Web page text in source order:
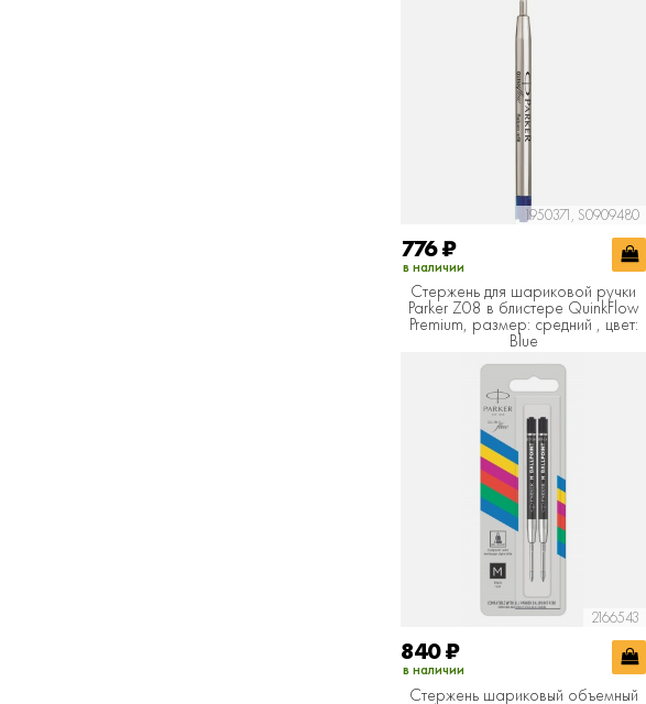
1950371, S0909480
776₽
в наличии
Стержень для шариковой ручки
Parker Z08 в блистере QuinkFlow
Premium, размер: средний , цвет:
Blue
2166543
840₽
в наличии
Стержень шариковый объемный